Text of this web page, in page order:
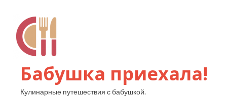
Бабушка приехала!
Кулинарные путешествия с бабушкой.